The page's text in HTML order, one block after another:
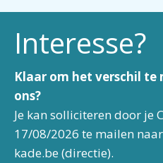
Interesse?
Klaar om het verschil te
ons?
Je kan solliciteren door je
17/08/2026 te mailen naar
kade.be (directie).